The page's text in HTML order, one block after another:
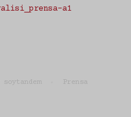
soytandem Prensa